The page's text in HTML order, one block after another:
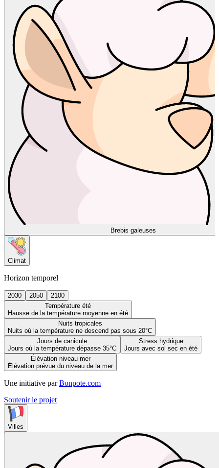
Brebis galeuses
Climat
Horizon temporel
2030 2050
2100
Température été
Hausse de la température moyenne en été
Nuits tropicales
Nuits où la température ne descend pas sous 20°C
Jours de canicule
Jours où la température dépasse 35°C
Stress hydrique
Jours avec sol sec en été
Élévation niveau mer
Élévation prévue du niveau de la mer
Une initiative par Bonpote.com
Soutenir le projet
Villes